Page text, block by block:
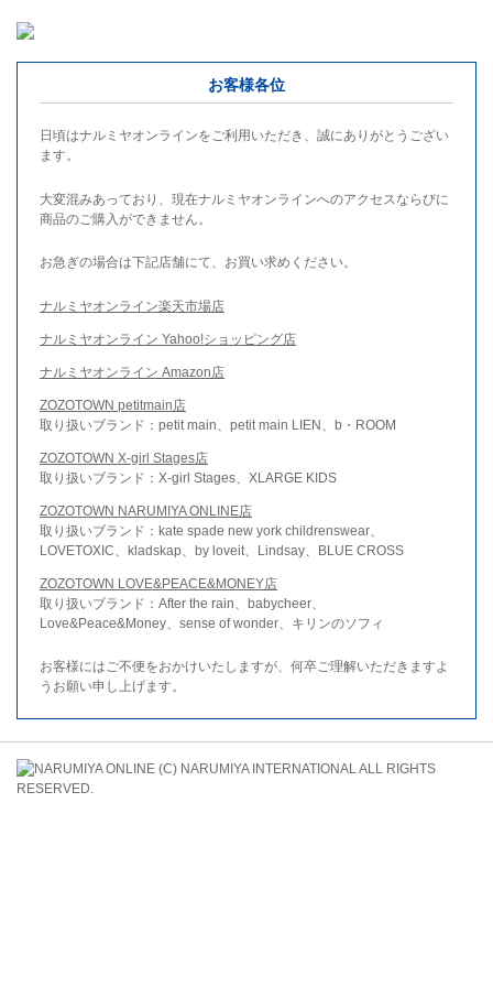
お客様各位
日頃はナルミヤオンラインをご利用いただき、誠にありがとうござい
ます。
大変混みあっており、現在ナルミヤオンラインへのアクセスならびに
商品のご購入ができません。
お急ぎの場合は下記店舗にて、お買い求めください。
ナルミヤオンライン楽天市場店
ナルミヤオンライン Yahoo!ショッピング店
ナルミヤオンライン Amazon店
ZOZOTOWN petitmain店
取り扱いブランド：petit main、petit main LIEN、b・ROOM
ZOZOTOWN X-girl Stages店
取り扱いブランド：X-girl Stages、XLARGE KIDS
ZOZOTOWN NARUMIYA ONLINE店
取り扱いブランド：kate spade new york childrenswear、
LOVETOXIC、kladskap、by loveit、Lindsay、BLUE CROSS
ZOZOTOWN LOVE&PEACE&MONEY店
取り扱いブランド：After the rain、babycheer、
Love&Peace&Money、sense of wonder、キリンのソフィ
お客様にはご不便をおかけいたしますが、何卒ご理解いただきますよ
うお願い申し上げます。